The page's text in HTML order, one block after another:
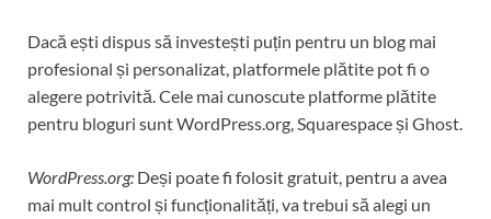
Dacă ești dispus să investești puțin pentru un blog mai
profesional și personalizat, platformele plătite pot fi o
alegere potrivită. Cele mai cunoscute platforme plătite
pentru bloguri sunt WordPress.org, Squarespace și Ghost.
WordPress.org: Deși poate fi folosit gratuit, pentru a avea
mai mult control și funcționalități, va trebui să alegi un